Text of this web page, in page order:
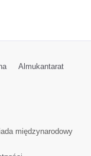
Almukantarat
międzynarodowy